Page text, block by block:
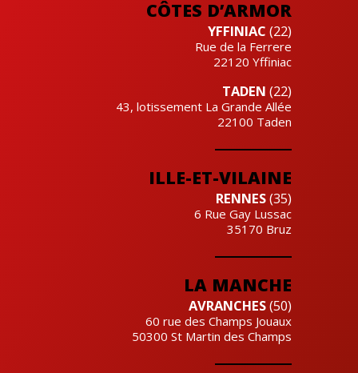
CÔTES D’ARMOR
YFFINIAC (22)
Rue de la Ferrere
22120 Yffiniac
TADEN (22)
43, lotissement La Grande Allée
22100 Taden
ILLE-ET-VILAINE
RENNES(35)
6 Rue Gay Lussac
35170 Bruz
LA MANCHE
AVRANCHES(50)
60 rue des Champs Jouaux
50300 St Martin des Champs